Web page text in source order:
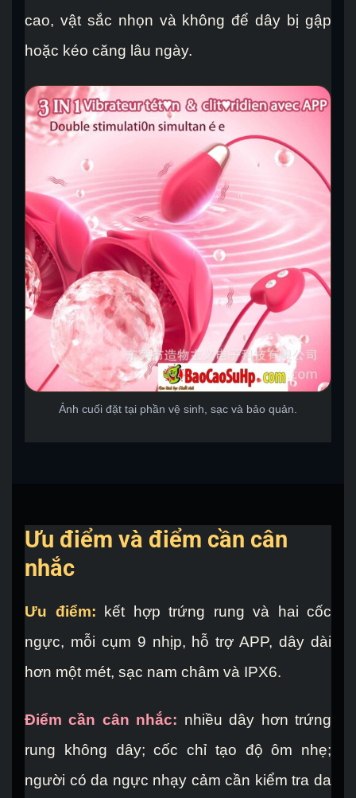
cao, vật sắc nhọn và không để dây bị gập
hoặc kéo căng lâu ngày.
Ảnh cuối đặt tại phần vệ sinh, sạc và bảo quản.
Ưu điểm và điểm cần cân
nhắc
Ưu điểm: kết hợp trứng rung và hai cốc
ngực, mỗi cụm 9 nhịp, hỗ trợ APP, dây dài
hơn một mét, sạc nam châm và IPX6.
Điểm cần cân nhắc: nhiều dây hơn trứng
rung không dây; cốc chỉ tạo độ ôm nhẹ;
người có da ngực nhạy cảm cần kiểm tra da